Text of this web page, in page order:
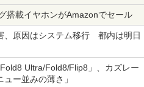
搭載イヤホンがAmazonでセール
、原因はシステム移行 都内は明日
Ultra/Fold8/Flip8」、カズレー
ー並みの薄さ」